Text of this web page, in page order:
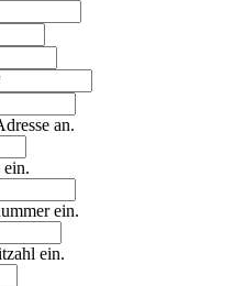
an.
ein.
ein.
ein.